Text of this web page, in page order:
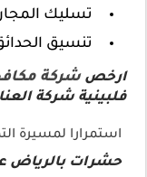
تسليك
تنسيق
ارخصشركة
فلبينية شركة
استمرارا لمسيرة
حشرات بالرياض